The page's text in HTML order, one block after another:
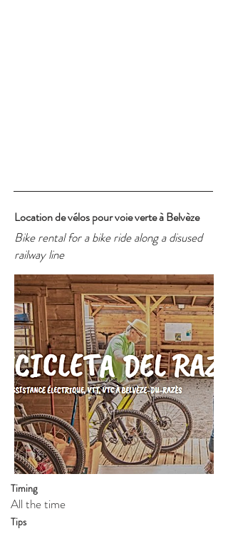
Location de vélos pour voie verte à Belvèze
Bike rental for a bike ride along a disused
railway line
Timing
All the time
Tips